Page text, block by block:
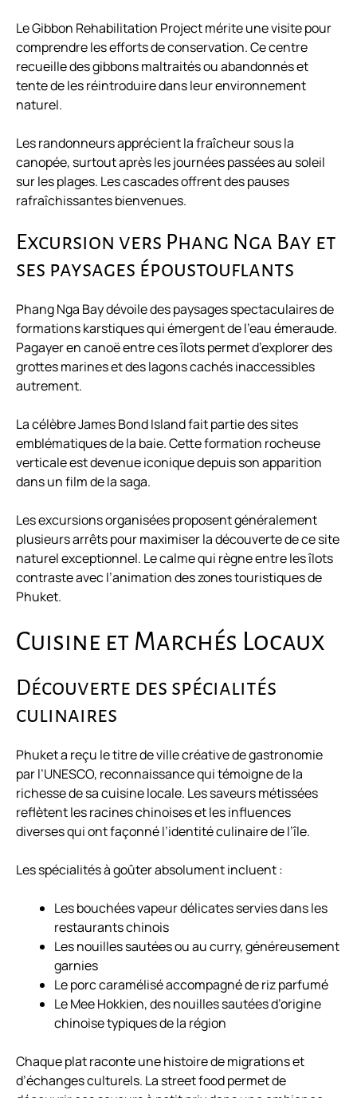
Le Gibbon Rehabilitation Project mérite une visite pour
comprendre les efforts de conservation. Ce centre
recueille des gibbons maltraités ou abandonnés et
tente de les réintroduire dans leur environnement
naturel.
Les randonneurs apprécient la fraîcheur sous la
canopée, surtout après les journées passées au soleil
sur les plages. Les cascades offrent des pauses
rafraîchissantes bienvenues.
Excursion vers Phang Nga Bay et
ses paysages époustouflants
Phang Nga Bay dévoile des paysages spectaculaires de
formations karstiques qui émergent de l’eau émeraude.
Pagayer en canoë entre ces îlots permet d’explorer des
grottes marines et des lagons cachés inaccessibles
autrement.
La célèbre James Bond Island fait partie des sites
emblématiques de la baie. Cette formation rocheuse
verticale est devenue iconique depuis son apparition
dans un film de la saga.
Les excursions organisées proposent généralement
plusieurs arrêts pour maximiser la découverte de ce site
naturel exceptionnel. Le calme qui règne entre les îlots
contraste avec l’animation des zones touristiques de
Phuket.
Cuisine et Marchés Locaux
Découverte des spécialités
culinaires
Phuket a reçu le titre de ville créative de gastronomie
par l’UNESCO, reconnaissance qui témoigne de la
richesse de sa cuisine locale. Les saveurs métissées
reflètent les racines chinoises et les influences
diverses qui ont façonné l’identité culinaire de l’île.
Les spécialités à goûter absolument incluent :
Les bouchées vapeur délicates servies dans les
restaurants chinois
Les nouilles sautées ou au curry, généreusement
garnies
Le porc caramélisé accompagné de riz parfumé
Le Mee Hokkien, des nouilles sautées d’origine
chinoise typiques de la région
Chaque plat raconte une histoire de migrations et
d’échanges culturels. La street food permet de